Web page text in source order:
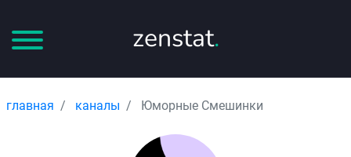
zenstat.
главная каналы Юморные Смешинки